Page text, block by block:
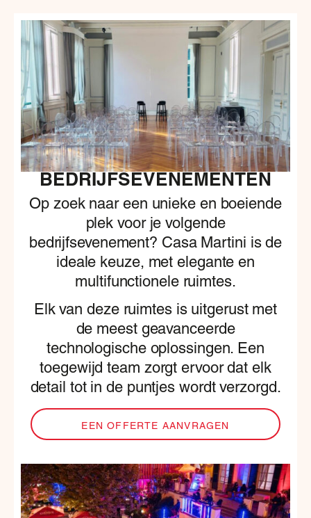
BEDRIJFSEVENEMENTEN
Op zoek naar een unieke en boeiende
plek voor je volgende
bedrijfsevenement? Casa Martini is de
ideale keuze, met elegante en
multifunctionele ruimtes.
Elk van deze ruimtes is uitgerust met
de meest geavanceerde
technologische oplossingen. Een
toegewijd team zorgt ervoor dat elk
detail tot in de puntjes wordt verzorgd.
EEN OFFERTE AANVRAGEN